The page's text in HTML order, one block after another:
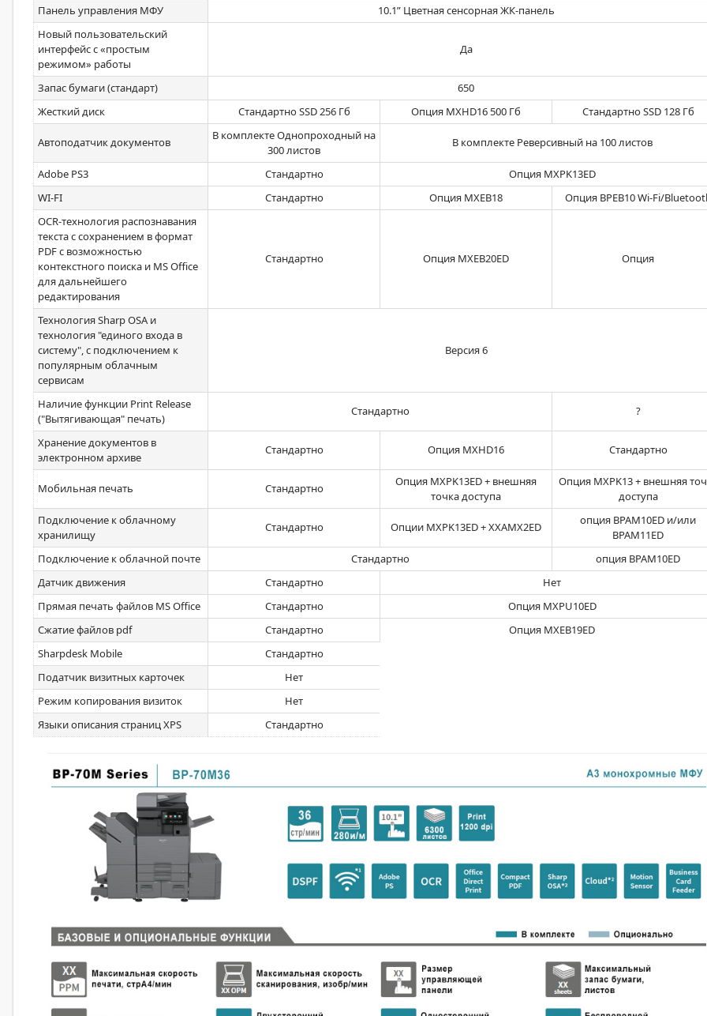
Панель управления МФУ
10.1” Цветная сенсорная ЖК-панель
Новый пользовательский
интерфейс с «простым
режимом» работы
Да
Запас бумаги (стандарт)
650
Жесткий диск
Стандартно SSD 256 Гб Опция MXHD16 500 Гб Стандартно SSD 128 Гб
Автоподатчик документов
В комплекте Однопроходный на
300 листов
В комплекте Реверсивный на 100 листов
Adobe PS3 Стандартно
Опция MXPK13ED
WI-FI
Стандартно Опция MXEB18
Опция BPEB10 Wi-Fi/
OCR-технология распознавания
текста с сохранением в формат
PDF с возможностью
контекстного поиска и MS Office
для дальнейшего
редактирования
Стандартно Опция MXEB20ED Опция
Технология Sharp OSA и
технология "единого входа в
систему", с подключением к
популярным облачным
сервисам
Версия 6
Наличие функции Print Release
("Вытягивающая" печать)
Стандартно ?
Хранение документов в
электронном архиве
Стандартно Опция MXHD16 Стандартно
Мобильная печать Стандартно
Опция MXPK13ED + внешняя
точка доступа
Опция MXPK13 + внешняя
доступа
Подключение к облачному
хранилищу
Стандартно Опции MXPK13ED + XXAMX2ED
опция BPAM10ED и/или
BPAM11ED
Подключение к облачной почте
Стандартно
опция BPAM10ED
Датчик движения
Стандартно
Нет
Прямая печать файлов MS Office
Стандартно
Опция MXPU10ED
Сжатие файлов pdf
Стандартно
Опция MXEB19ED
Sharpdesk Mobile
Стандартно
Податчик визитных карточек
Нет
Режим копирования визиток
Нет
Языки описания страниц XPS
Стандартно